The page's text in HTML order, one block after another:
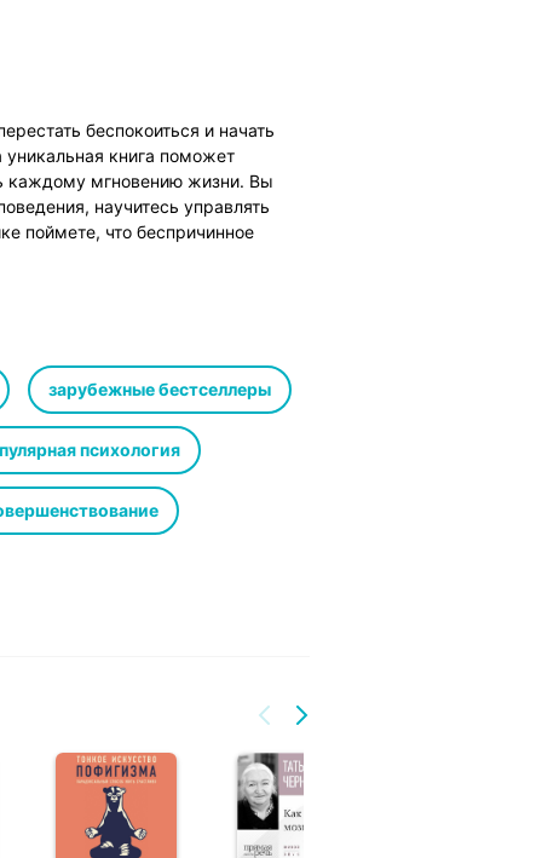
беспокоиться и начать
уникальная книга поможет
каждому мгновению жизни. Вы
научитесь управлять
поймете, что беспричинное
от переживаний за считаные
зарубежные бестселлеры
психология